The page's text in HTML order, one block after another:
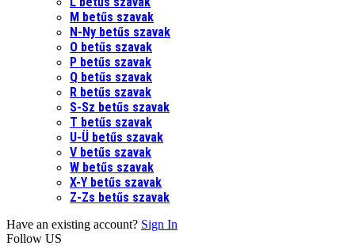
M betűs szavak
N-Ny betűs szavak
O betűs szavak
P betűs szavak
Q betűs szavak
R betűs szavak
S-Sz betűs szavak
T betűs szavak
U-Ü betűs szavak
V betűs szavak
W betűs szavak
X-Y betűs szavak
Z-Zs betűs szavak
Have an existing account? Sign In
Follow US